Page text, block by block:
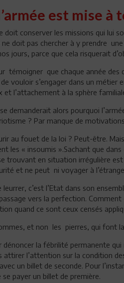
est mise à
doit conserver les missions qui
ne doit pas chercher à y prendre
jours, parce que cela risquerait
témoigner que chaque année des
vouloir s’engager dans un
et l’attachement à la sphère
demanderait alors pourquoi
? Par manque de
au fouet de la loi ? Peut-être.
les « insoumis ».Sachant que
trouvant en situation irrégulière
et ne peut ni voyager à
leurrer, c’est l’Etat dans son
vers la perfection. Comment
quand ce sont ceux censés
et non les pierres, qui font
dénoncer la fébrilité permanente
attirer l’attention sur la condition
un billet de seconde. Pour
payer un billet de première.